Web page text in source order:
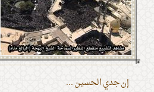
إن جدي الحسين ...